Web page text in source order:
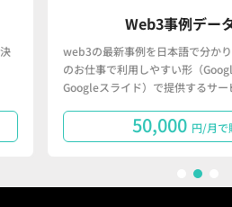
Web3事例デー
web3の最新事例を日本語で分か
のお仕事で利用しやすい形（
Googleスライド）で提供するサー
50,000 円/月で